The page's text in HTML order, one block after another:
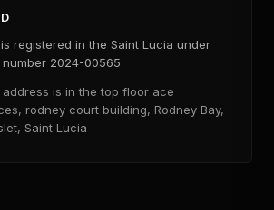
is registered in the Saint Lucia under
2024-00565
is in the top floor ace
rodney court building, Rodney Bay,
Saint Lucia